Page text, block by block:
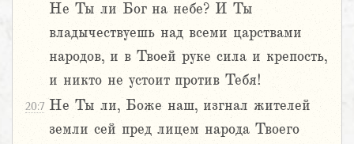
Не Ты ли Бог на небе? И Ты
владычествуешь над всеми царствами
народов, и в Твоей руке сила и крепость,
и никто не устоит против Тебя!
20:7 Не Ты ли, Боже наш, изгнал жителей
земли сей пред лицем народа Твоего